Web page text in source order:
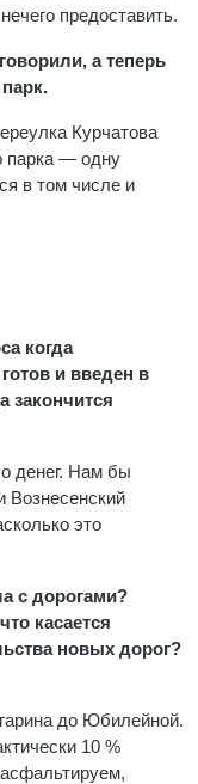
предоставить.
а теперь
Курчатова
парка — одну
в том числе и
когда
и введен в
закончится
денег. Нам бы
Вознесенский
это
с дорогами?
касается
новых дорог?
до Юбилейной.
10 %